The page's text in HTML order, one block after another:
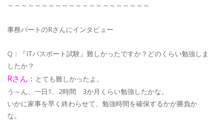
～～～～～～～～～～～～～～～～～～～～～
事務パートのRさんにインタビュー
Q：『ITパスポート試験』難しかったですか？どのくらい勉強しま
したか？
Rさん： とても難しかったよ。
う～ん、一日1、2時間 3か月くらい勉強したかな。
いかに家事を早く終わらせて、勉強時間を確保するかが勝負か
な。